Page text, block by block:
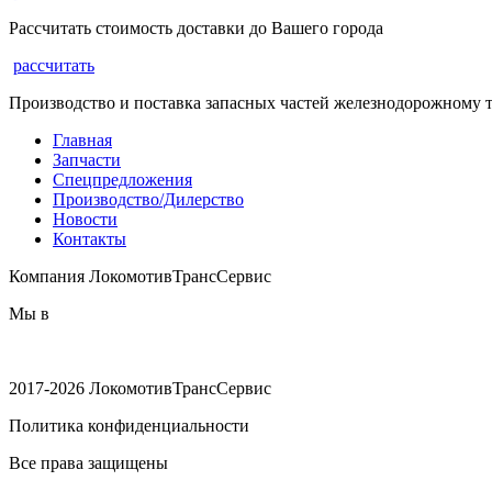
Рассчитать стоимость доставки до Вашего города
рассчитать
Производство и поставка запасных частей железнодорожному
Главная
Запчасти
Спецпредложения
Производство/Дилерство
Новости
Контакты
Компания ЛокомотивТрансСервис
Мы в
2017-2026 ЛокомотивТрансСервис
Политика конфиденциальности
Все права защищены